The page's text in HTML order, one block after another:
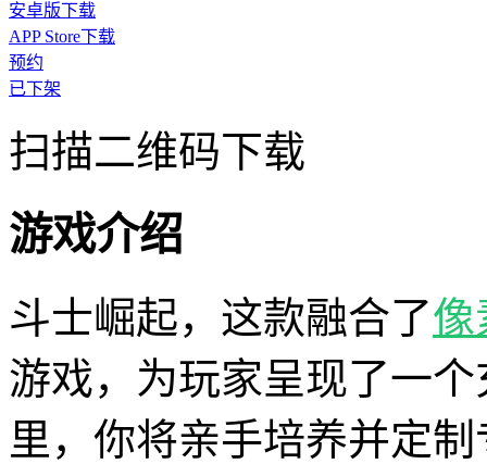
安卓版下载
APP Store下载
预约
已下架
扫描二维码下载
游戏介绍
斗士崛起，这款融合了像
游戏，为玩家呈现了一
里，你将亲手培养并定